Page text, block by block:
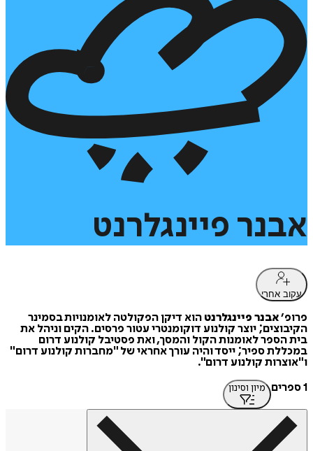
אבנר פיינגלרנט
עקוב אחרי
פרופ׳אבנר פיינגלרנט הוא דיקן הפקולטה לאומנויות בסמינר
הקיבוצים; יוצר קולנוע דוקומנטרי עטור פרסים. הקים וניהל את
בית הספר לאומנות הקול והמסך, ואת פסטיבל קולנוע דרום
במכללת ספיר; ייסד והיה עורך אחראי של "מחברות קולנוע דרום"
ו"אוצרות קולנוע דרום".
1 ספרים
מיון וסינון